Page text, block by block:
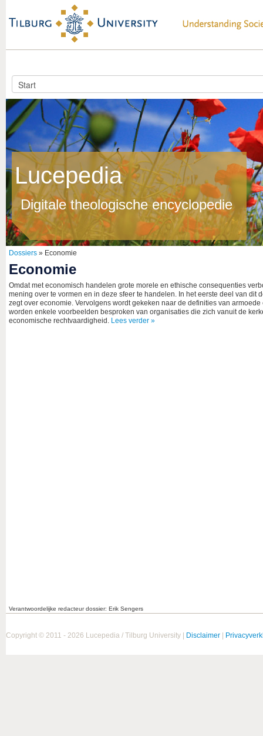
Lucepedia
Digitale theologische encyclopedie
Verantwoordelijke redacteur dossier: Erik Sengers
Dossiers » Economie
Economie
Omdat met economisch handelen grote morele en ethische consequenties
mening over te vormen en in deze sfeer te handelen. In het eerste deel van dit
zegt over economie. Vervolgens wordt gekeken naar de definities van
worden enkele voorbeelden besproken van organisaties die zich vanuit de
economische rechtvaardigheid. Lees verder »
Copyright © 2011 - 2026 Lucepedia / Tilburg University | Disclaimer